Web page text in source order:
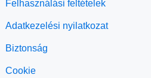
Felhasználási feltételek
Adatkezelési nyilatkozat
Biztonság
Cookie